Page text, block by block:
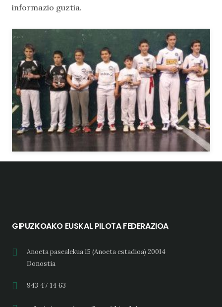
informazio guztia.
GIPUZKOAKO EUSKAL PILOTA FEDERAZIOA
Anoeta pasealekua 15 (Anoeta estadioa) 20014
Donostia
943 47 14 63